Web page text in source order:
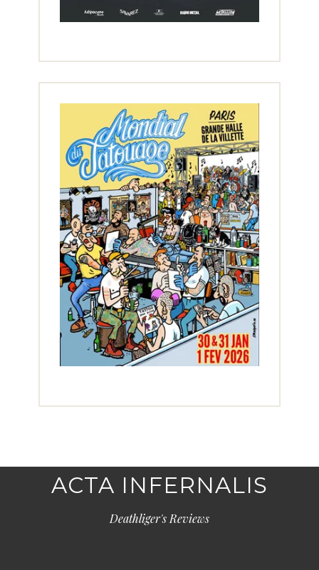
ACTA INFERNALIS
Deathliger's Reviews